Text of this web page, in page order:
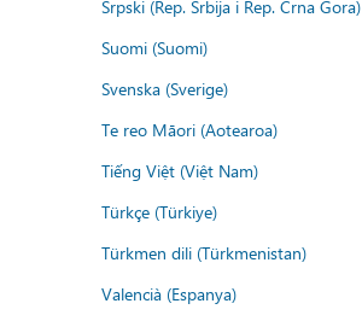
Srpski (Rep. Srbija i Rep. Crna Gora)
Suomi (Suomi)
Svenska (Sverige)
Te reo Māori (Aotearoa)
Tiếng Việt (Việt Nam)
Türkçe (Türkiye)
Türkmen dili (Türkmenistan)
Valencià (Espanya)